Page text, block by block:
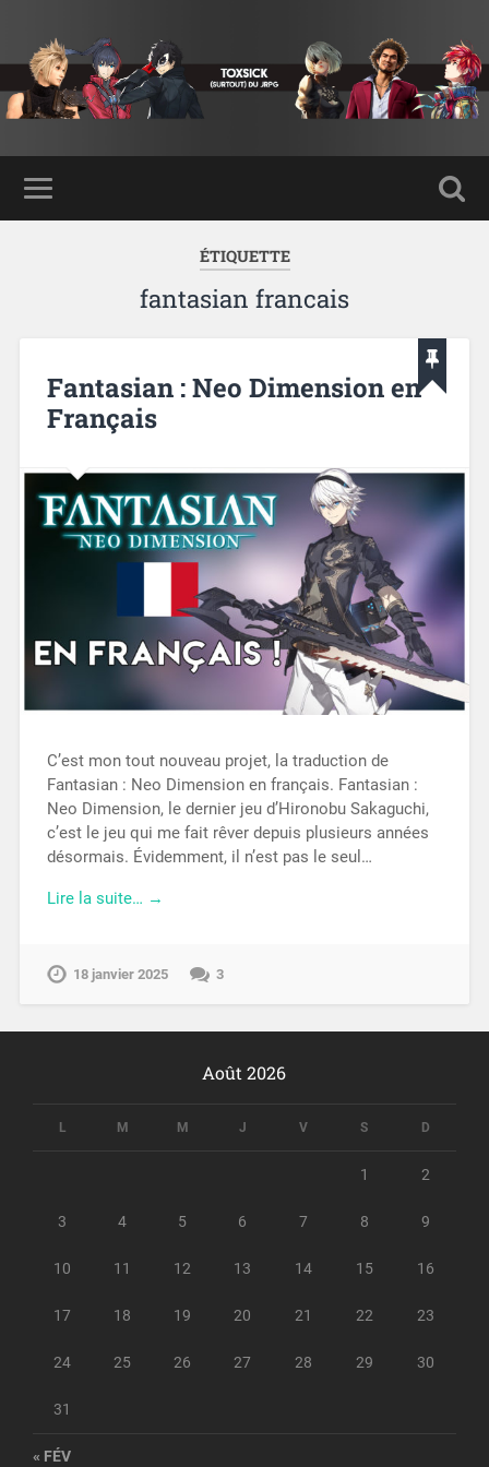
ÉTIQUETTE
fantasian francais
Fantasian : Neo Dimension en
Français
C’est mon tout nouveau projet, la traduction de
Fantasian : Neo Dimension en français. Fantasian :
Neo Dimension, le dernier jeu d’Hironobu Sakaguchi,
c’est le jeu qui me fait rêver depuis plusieurs années
désormais. Évidemment, il n’est pas le seul…
Lire la suite… →
18 janvier 2025 3
Août 2026
L M M J V S D
1 2
3 4 5 6 7 8 9
10 11 12 13 14 15 16
17 18 19 20 21 22 23
24 25 26 27 28 29 30
31
« FÉV